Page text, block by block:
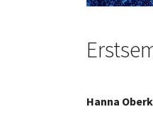
Hanna